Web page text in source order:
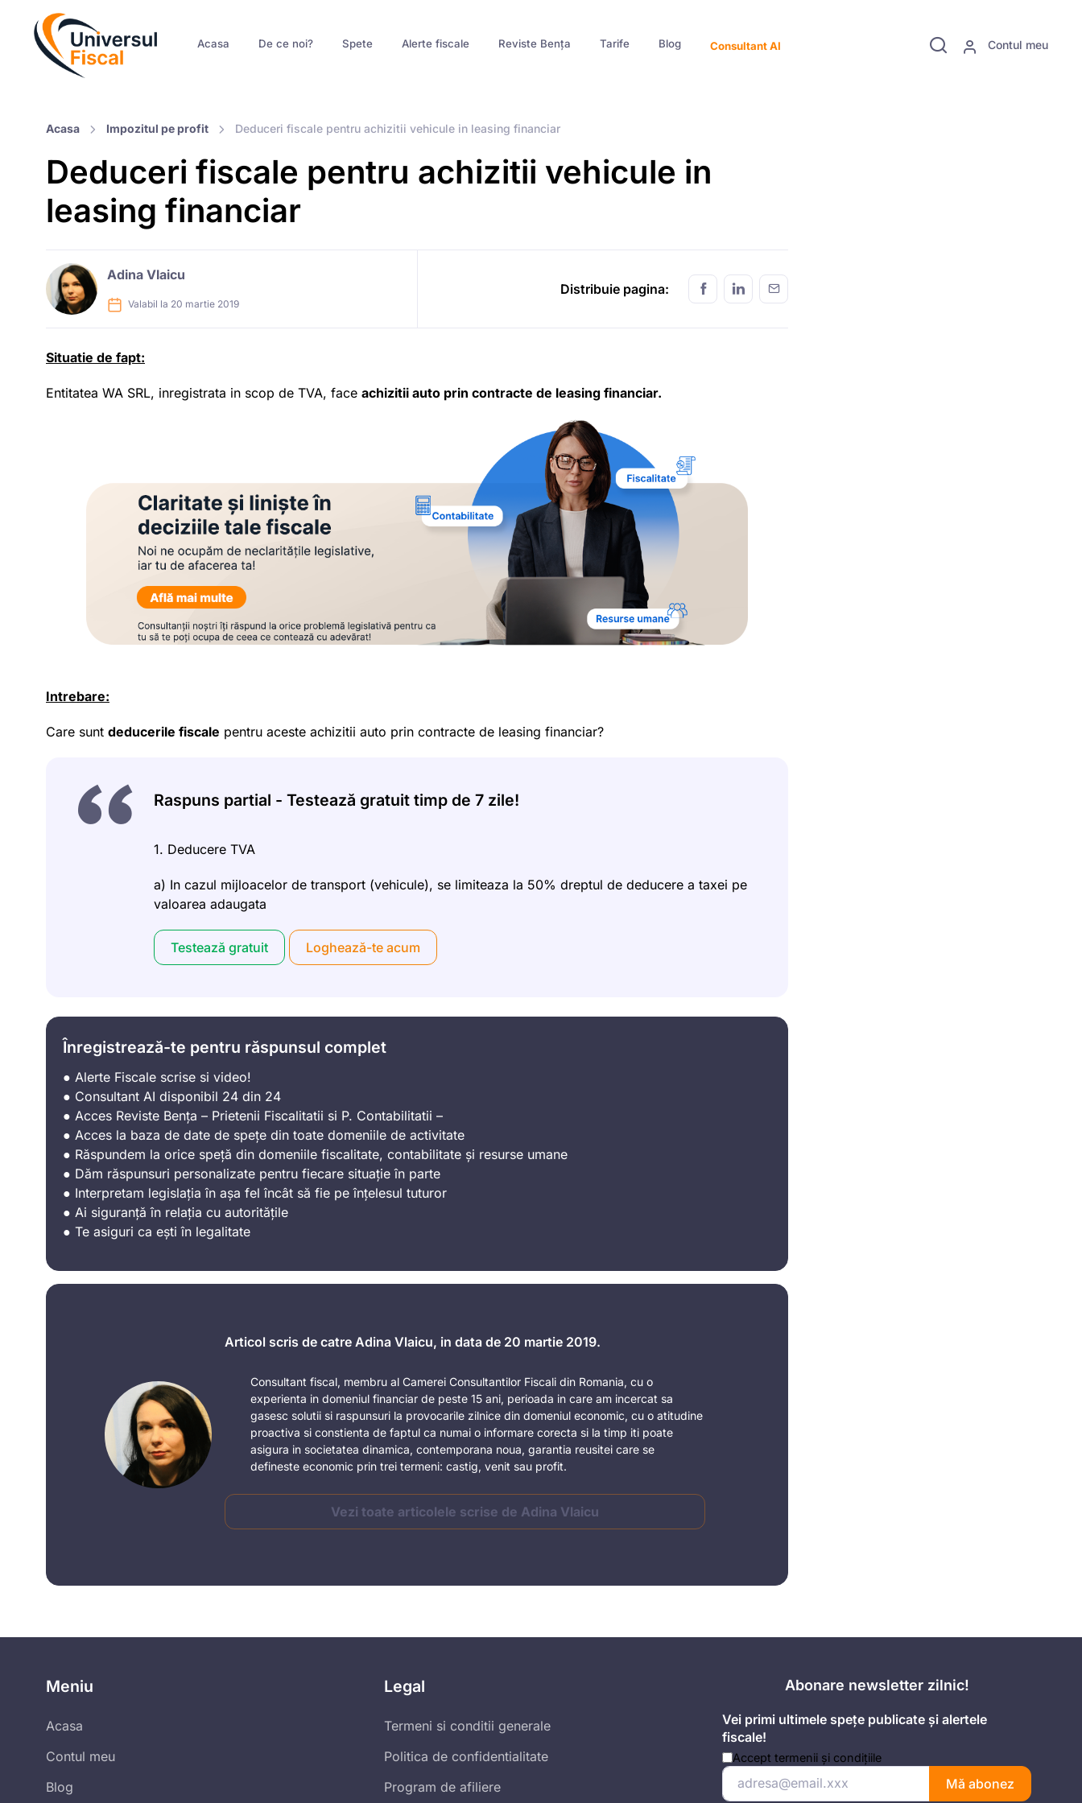
Contul meu
Acasa De ce noi? Spete Alerte fiscale Reviste Bența Tarife Blog Consultant AI
Acasa Impozitul pe profit Deduceri fiscale pentru achizitii vehicule in leasing financiar
Deduceri fiscale pentru achizitii vehicule in
leasing financiar
Adina Vlaicu
Valabil la 20 martie 2019
Distribuie pagina:
Situatie de fapt:
Entitatea WA SRL, inregistrata in scop de TVA, face achizitii auto prin contracte de leasing financiar.
Intrebare:
Care sunt deducerile fiscale pentru aceste achizitii auto prin contracte de leasing financiar?
Raspuns partial - Testează gratuit timp de 7 zile!
1. Deducere TVA
a) In cazul mijloacelor de transport (vehicule), se limiteaza la 50% dreptul de deducere a taxei pe
valoarea adaugata
Testează gratuit Loghează-te acum
Înregistrează-te pentru răspunsul complet
● Alerte Fiscale scrise si video!
● Consultant AI disponibil 24 din 24
● Acces Reviste Bența – Prietenii Fiscalitatii si P. Contabilitatii –
● Acces la baza de date de spețe din toate domeniile de activitate
● Răspundem la orice speță din domeniile fiscalitate, contabilitate și resurse umane
● Dăm răspunsuri personalizate pentru fiecare situație în parte
● Interpretam legislația în așa fel încât să fie pe înțelesul tuturor
● Ai siguranță în relația cu autoritățile
● Te asiguri ca ești în legalitate
Articol scris de catre Adina Vlaicu, in data de 20 martie 2019.
Consultant fiscal, membru al Camerei Consultantilor Fiscali din Romania, cu o
experienta in domeniul financiar de peste 15 ani, perioada in care am incercat sa
gasesc solutii si raspunsuri la provocarile zilnice din domeniul economic, cu o atitudine
proactiva si constienta de faptul ca numai o informare corecta si la timp iti poate
asigura in societatea dinamica, contemporana noua, garantia reusitei care se
defineste economic prin trei termeni: castig, venit sau profit.
Vezi toate articolele scrise de Adina Vlaicu
Meniu
Acasa
Contul meu
Blog
Legal
Termeni si conditii generale
Politica de confidentialitate
Program de afiliere
Abonare newsletter zilnic!
Vei primi ultimele spețe publicate și alertele
fiscale!
Accept termenii și condițiile
Mă abonez